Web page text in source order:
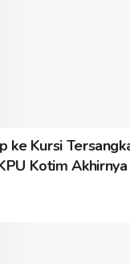
ke Kursi
Kotim